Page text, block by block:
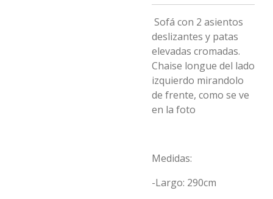
Sofá con 2 asientos
deslizantes y patas
elevadas cromadas.
Chaise longue del lado
izquierdo mirandolo
de frente, como se ve
en la foto
Medidas:
-Largo: 290cm